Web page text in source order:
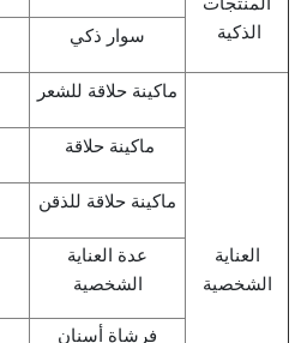
الذكية
سوار ذكي
العناية
الشخصية
ماكينة حلاقة للشعر
ماكينة حلاقة
ماكينة حلاقة للذقن
عدة العناية
الشخصية
فرشاة أسنان